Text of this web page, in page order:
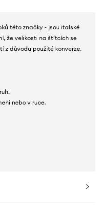
této značky - jsou italské
že velikosti na štítcích se
z důvodu použité konverze.
nebo v ruce.